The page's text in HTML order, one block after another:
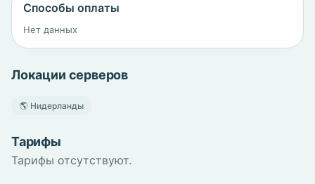
Способы оплаты
Нет данных
Локации серверов
🌎 Нидерланды
Тарифы
Тарифы отсутствуют.